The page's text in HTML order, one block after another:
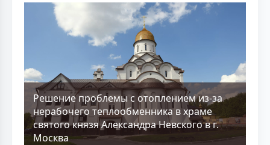
Решение проблемы с отоплением из-за
нерабочего теплообменника в храме
святого князя Александра Невского в г.
Москва